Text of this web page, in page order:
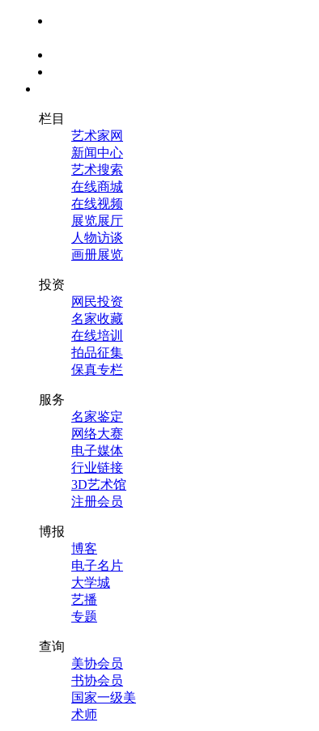
栏目
艺术家网
新闻中心
艺术搜索
在线商城
在线视频
展览展厅
人物访谈
画册展览
投资
网民投资
名家收藏
在线培训
拍品征集
保真专栏
服务
名家鉴定
网络大赛
电子媒体
行业链接
3D艺术馆
注册会员
博报
博客
电子名片
大学城
艺播
专题
查询
美协会员
书协会员
国家一级美
术师